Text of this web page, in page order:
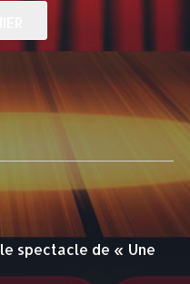
spectacle de « Une